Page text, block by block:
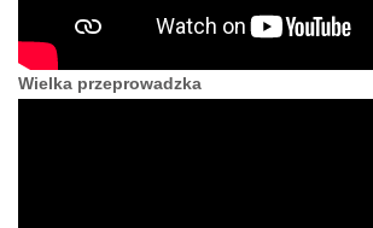
Wielka przeprowadzka